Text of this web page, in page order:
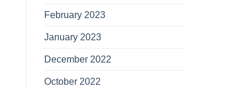
February 2023
January 2023
December 2022
October 2022